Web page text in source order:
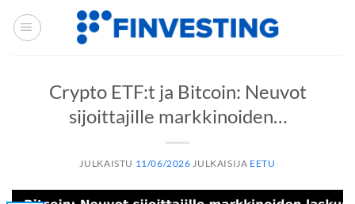
Siirry
sisältöön
Crypto ETF:t ja Bitcoin: Neuvot
sijoittajille markkinoiden…
JULKAISTU 11/06/2026 JULKAISIJA EETU